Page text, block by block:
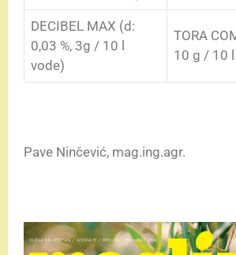
DECIBEL MAX (d:
0,03 %, 3g / 10 l
vode)
TORA
10 g / 10
Pave Ninčević, mag.ing.agr.